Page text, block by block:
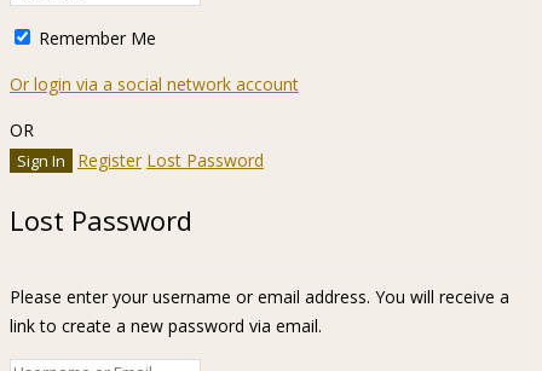
Remember Me
Or login via a social network account
OR
Register Lost Password
Lost Password
Please enter your username or email address. You will receive a
link to create a new password via email.